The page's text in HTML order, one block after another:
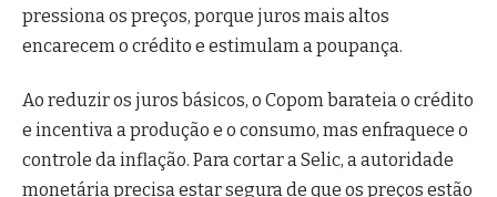
pressiona os preços, porque juros mais altos
encarecem o crédito e estimulam a poupança.
Ao reduzir os juros básicos, o Copom barateia o crédito
e incentiva a produção e o consumo, mas enfraquece o
controle da inflação. Para cortar a Selic, a autoridade
monetária precisa estar segura de que os preços estão